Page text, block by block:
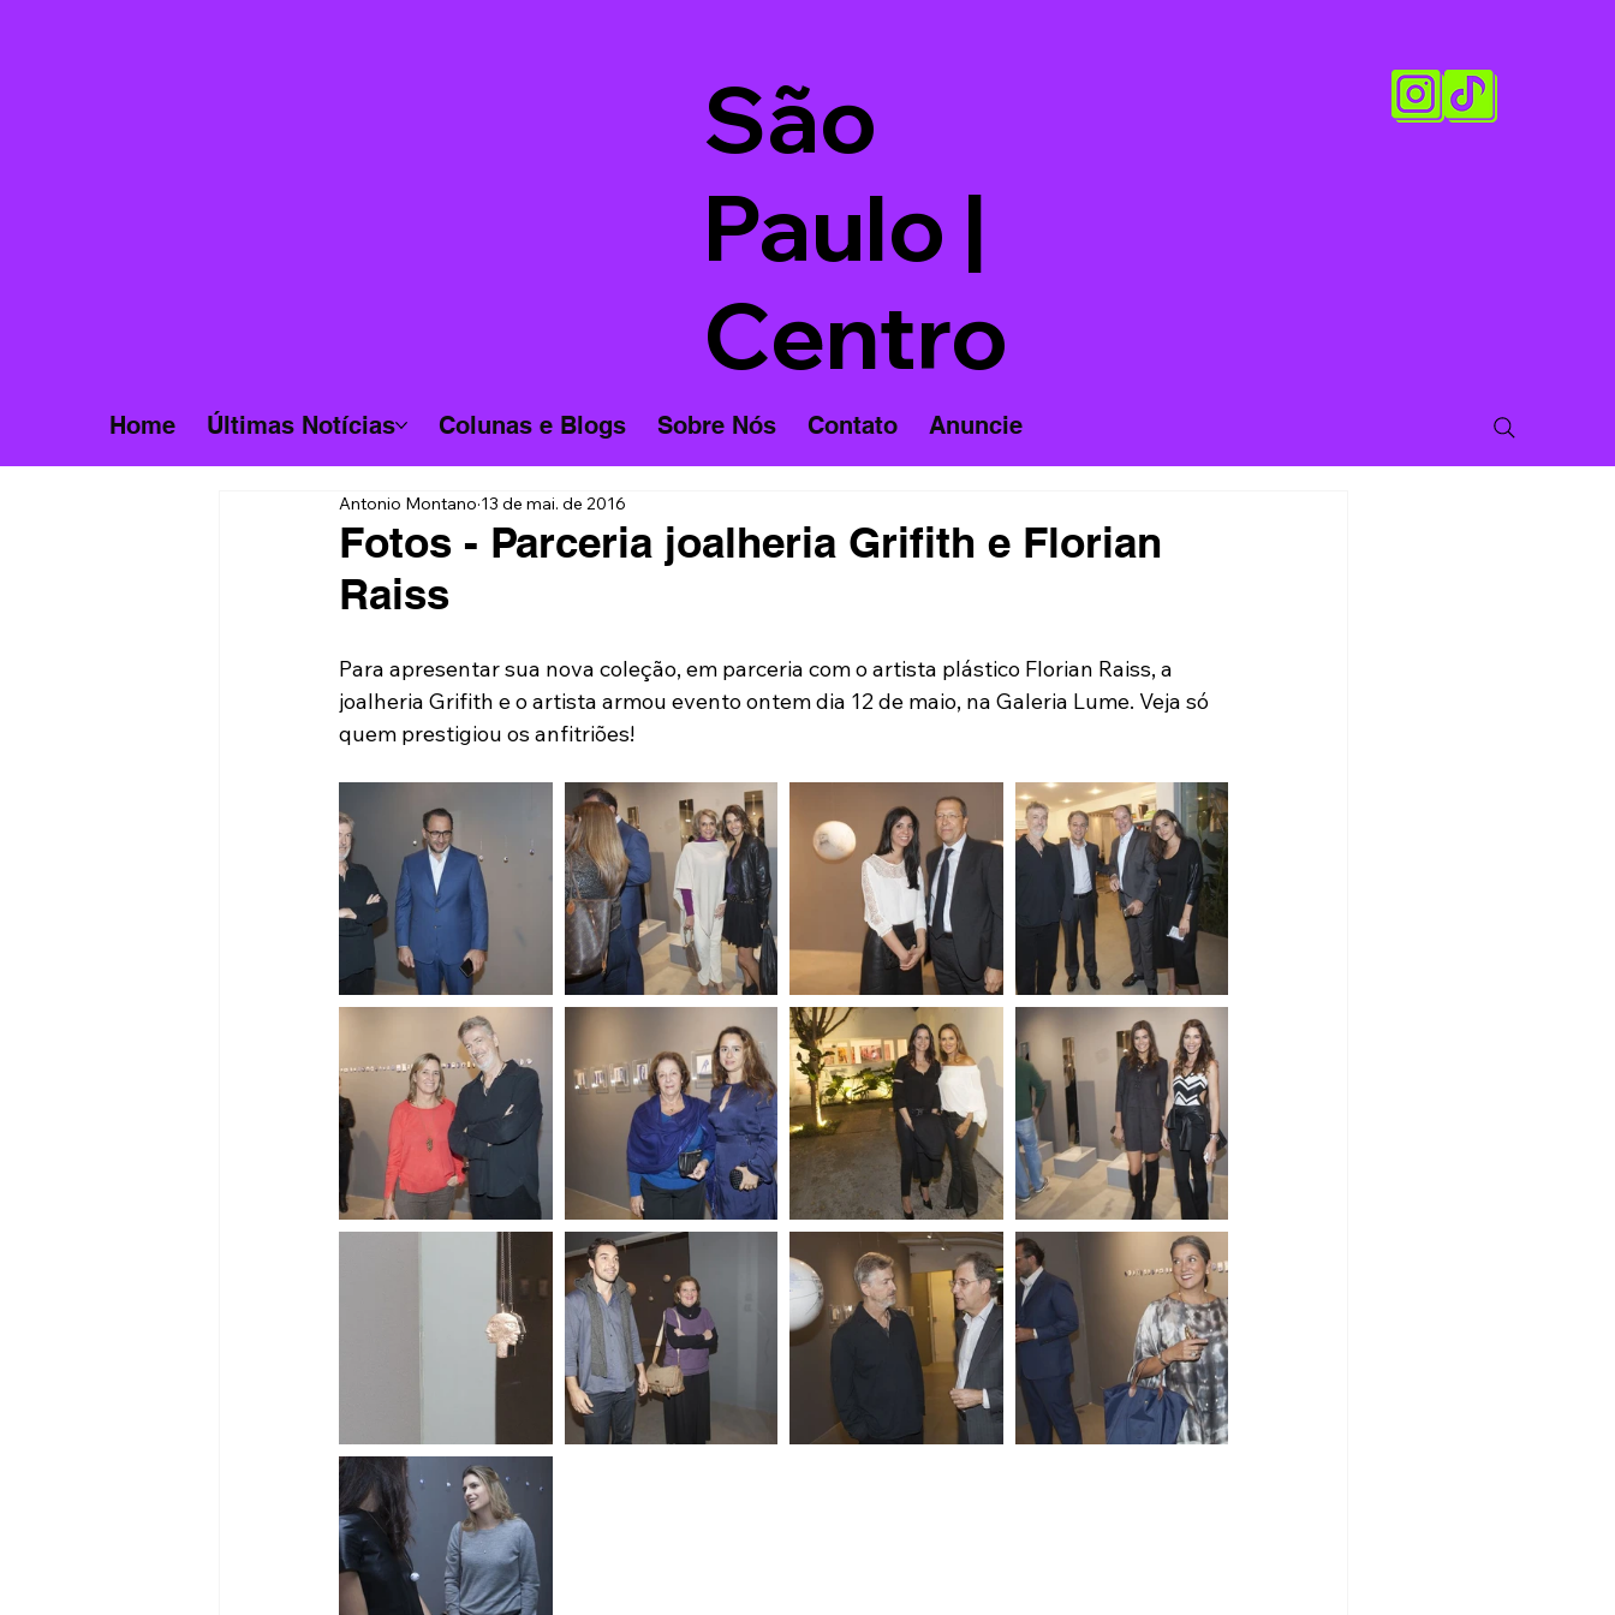
São
Paulo |
Centro
Home Últimas Notícias Colunas e Blogs Sobre Nós Contato Anuncie
Fotos - Parceria joalheria Grifith e Florian
Raiss
Antonio Montano 13 de mai. de 2016
Para apresentar sua nova coleção, em parceria com o artista plástico Florian Raiss, a
joalheria Grifith e o artista armou evento ontem dia 12 de maio, na Galeria Lume. Veja só
quem prestigiou os anfitriões!